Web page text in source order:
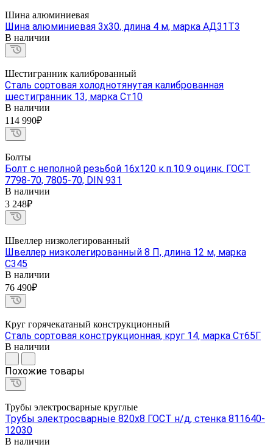
Шина алюминиевая
Шина алюминиевая 3х30, длина 4 м, марка АД31Т3
В наличии
Шестигранник калиброванный
Сталь сортовая холоднотянутая калиброванная
шестигранник 13, марка Ст10
В наличии
114 990₽
Болты
Болт с неполной резьбой 16х120 к.п.10.9 оцинк. ГОСТ
7798-70, 7805-70, DIN 931
В наличии
3 248₽
Швеллер низколегированный
Швеллер низколегированный 8 П, длина 12 м, марка
С345
В наличии
76 490₽
Круг горячекатаный конструкционный
Сталь сортовая конструкционная, круг 14, марка Ст65Г
В наличии
Похожие товары
Трубы электросварные круглые
Трубы электросварные 820х8 ГОСТ н/д, стенка 811640-
12030
В наличии